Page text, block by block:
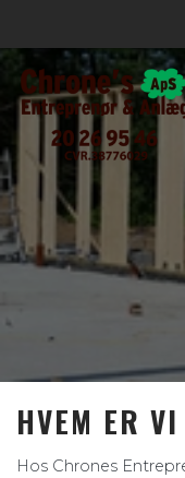
hovedindhold
HVEM ER VI
Hos Chrones